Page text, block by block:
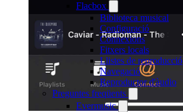
Flacbox
Biblioteca musical
Configuració
Connexions
Fitxers locals
Llistes de reproducció
Navegació
Reproductor d'àudio
Preguntes freqüents
Evermusic